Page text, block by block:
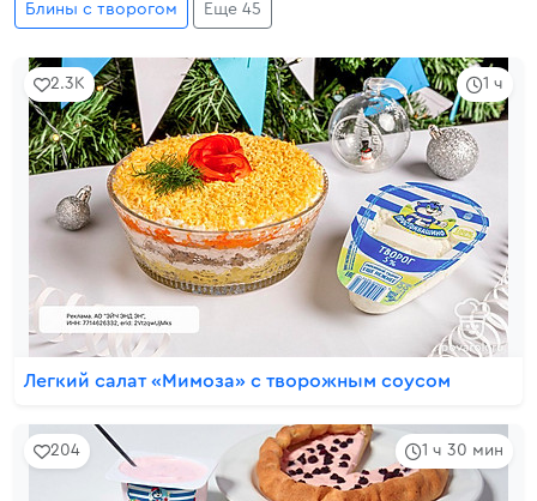
Блины с творогом Еще 45
1 ч
2.3K
Легкий салат «Мимоза» с творожным соусом
1 ч 30 мин
204